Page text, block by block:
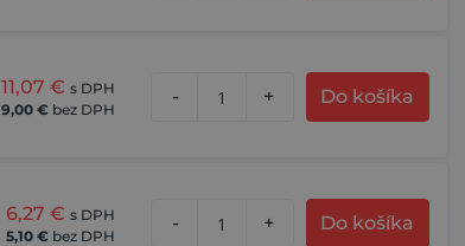
11,07 € s DPH
9,00 € bez DPH
- + Do košíka
6,27 € s DPH
5,10 € bez DPH
- + Do košíka